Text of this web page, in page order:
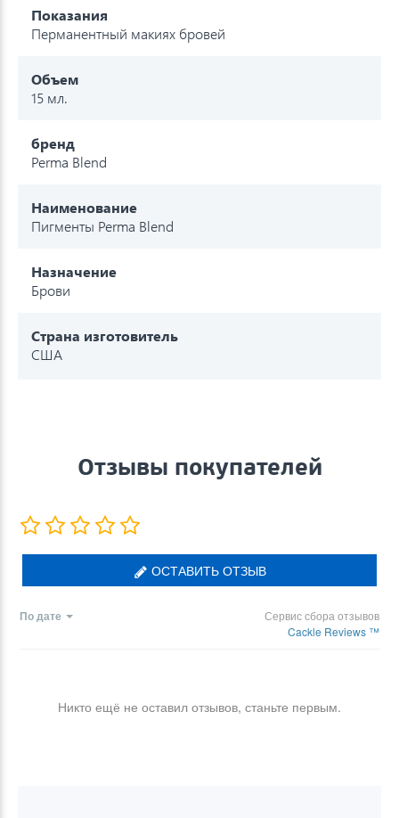
Показания
Перманентный макиях бровей
Объем
15 мл.
бренд
Perma Blend
Наименование
Пигменты Perma Blend
Назначение
Брови
Страна изготовитель
США
Отзывы покупателей
ОСТАВИТЬ ОТЗЫВ
По дате
Сервис сбора отзывов
Cackle Reviews ™
Никто ещё не оставил отзывов, станьте первым.